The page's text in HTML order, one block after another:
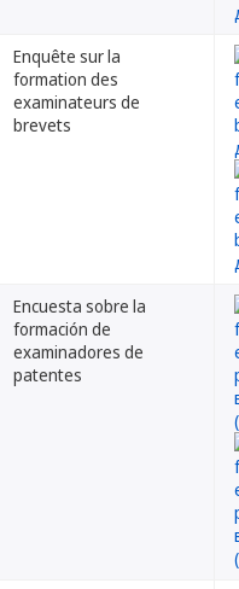
Enquête sur la
formation des
examinateurs de
brevets
Encuesta sobre la
formación de
examinadores de
patentes